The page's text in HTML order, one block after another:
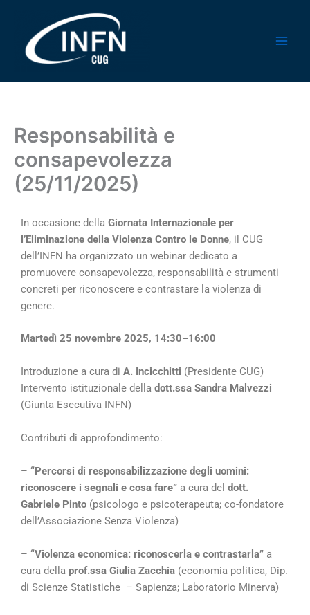
contenuto
Responsabilità e
consapevolezza
(25/11/2025)
In occasione della Giornata Internazionale per
l’Eliminazione della Violenza Contro le Donne, il CUG
dell’INFN ha organizzato un webinar dedicato a
promuovere consapevolezza, responsabilità e strumenti
concreti per riconoscere e contrastare la violenza di
genere.
Martedì 25 novembre 2025, 14:30–16:00
Introduzione a cura di A. Incicchitti (Presidente CUG)
Intervento istituzionale della dott.ssa Sandra Malvezzi
(Giunta Esecutiva INFN)
Contributi di approfondimento:
– “Percorsi di responsabilizzazione degli uomini:
riconoscere i segnali e cosa fare” a cura del dott.
Gabriele Pinto (psicologo e psicoterapeuta; co-fondatore
dell’Associazione Senza Violenza)
– “Violenza economica: riconoscerla e contrastarla” a
cura della prof.ssa Giulia Zacchia (economia politica, Dip.
di Scienze Statistiche – Sapienza; Laboratorio Minerva)